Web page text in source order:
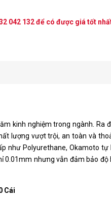
042 132để có được giá tốt
kinh nghiệm trong ngành. Ra
lượng vượt trội, an toàn và
như Polyurethane, Okamoto
0.01mm nhưng vẫn đảm bảo độ
Cái